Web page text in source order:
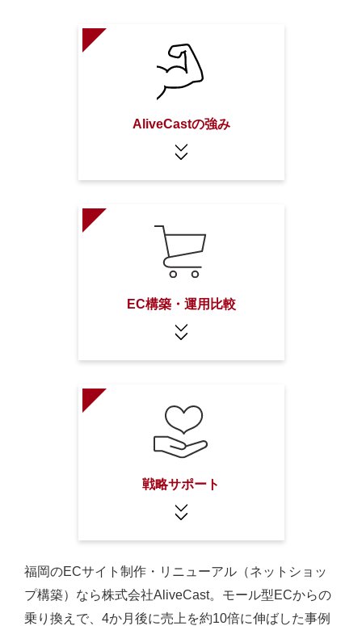
AliveCastの強み
EC構築・運用比較
戦略サポート
福岡のECサイト制作・リニューアル（ネットショッ
プ構築）なら株式会社AliveCast。モール型ECからの
乗り換えで、4か月後に売上を約10倍に伸ばした事例